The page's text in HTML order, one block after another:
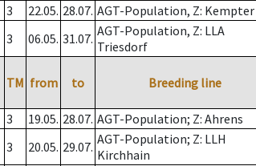
3 22.05. 28.07. AGT-Population, Z: Kempter
3 06.05. 31.07. AGT-Population, Z: LLA
Triesdorf
TM from to Breeding line
3 19.05. 28.07. AGT-Population; Z: Ahrens
3 20.05. 29.07. AGT-Population; Z: LLH
Kirchhain